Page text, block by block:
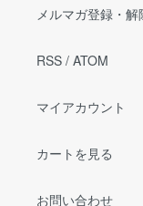
メルマガ登録・解
RSS / ATOM
マイアカウント
カートを見る
お問い合わせ